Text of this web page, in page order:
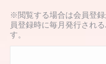
※閲覧する場合は会員登
員登録時に毎月発行され
す。